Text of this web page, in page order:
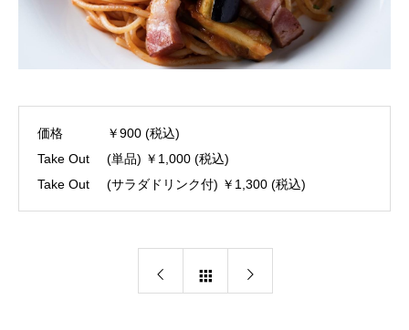
価格
￥900 (税込)
Take Out
(単品) ￥1,000 (税込)
Take Out
(サラダドリンク付) ￥1,300 (税込)